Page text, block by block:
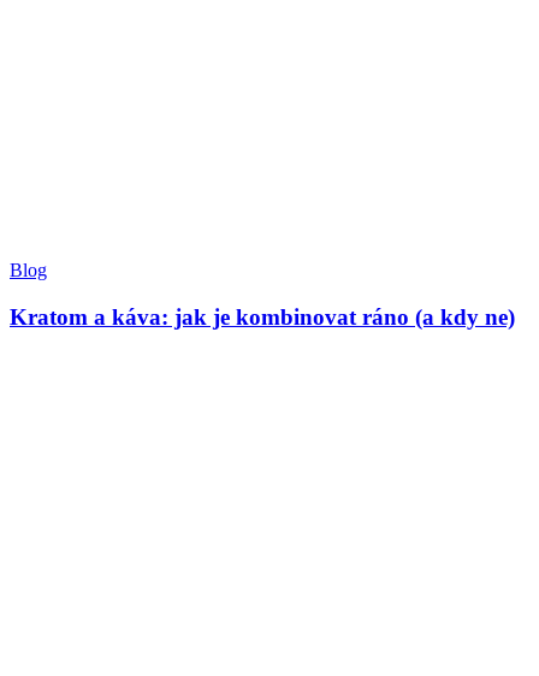
Blog
Kratom a káva: jak je kombinovat ráno (a kdy ne)